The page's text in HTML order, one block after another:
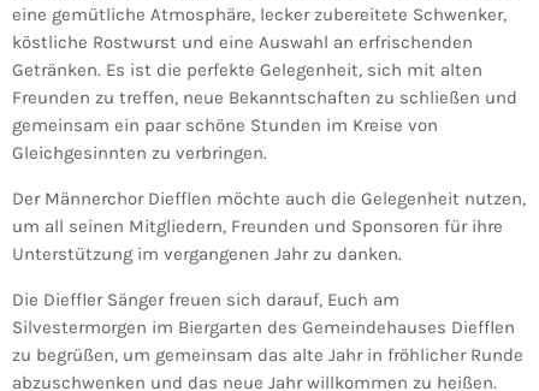
eine gemütliche Atmosphäre, lecker zubereitete Schwenker,
köstliche Rostwurst und eine Auswahl an erfrischenden
Getränken. Es ist die perfekte Gelegenheit, sich mit alten
Freunden zu treffen, neue Bekanntschaften zu schließen und
gemeinsam ein paar schöne Stunden im Kreise von
Gleichgesinnten zu verbringen.
Der Männerchor Diefflen möchte auch die Gelegenheit nutzen,
um all seinen Mitgliedern, Freunden und Sponsoren für ihre
Unterstützung im vergangenen Jahr zu danken.
Die Dieffler Sänger freuen sich darauf, Euch am
Silvestermorgen im Biergarten des Gemeindehauses Diefflen
zu begrüßen, um gemeinsam das alte Jahr in fröhlicher Runde
abzuschwenken und das neue Jahr willkommen zu heißen.